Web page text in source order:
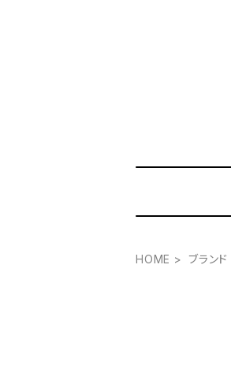
HOME ブランド